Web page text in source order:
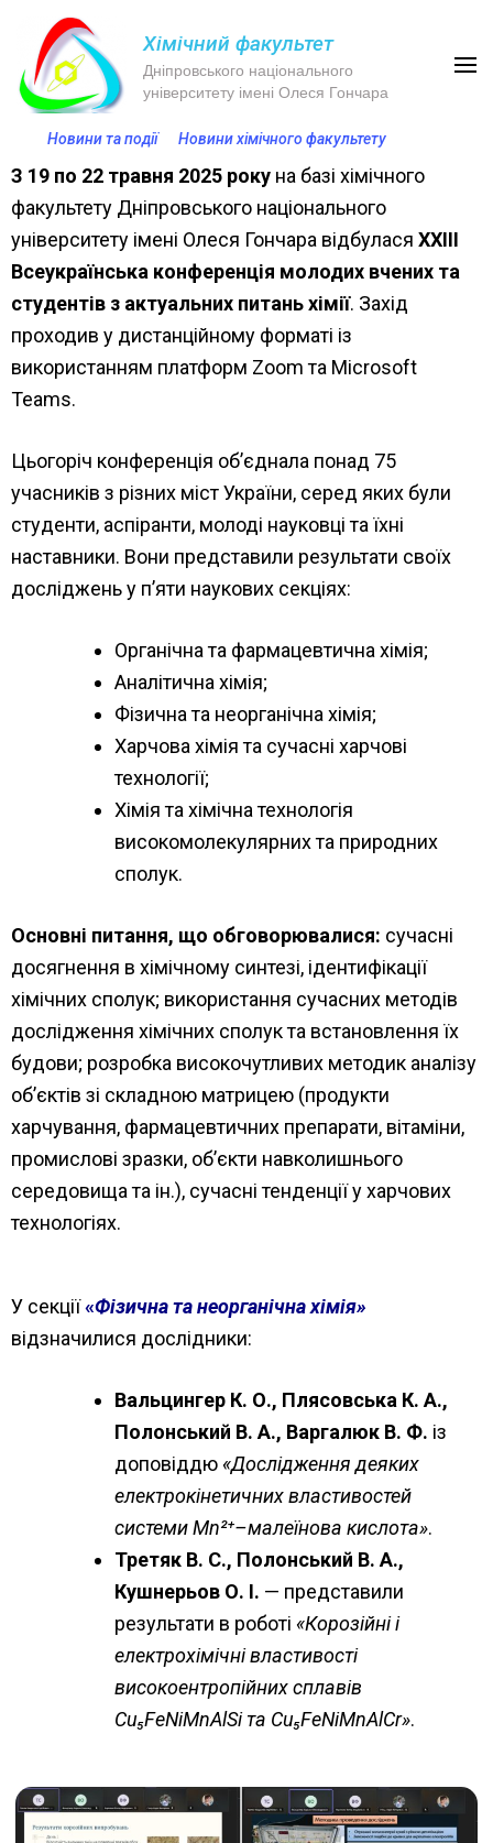
Хімічний факультет
Дніпровського національного
університету імені Олеся Гончара
Новини та події Новини хімічного факультету
З 19 по 22 травня 2025 року на базі хімічного
факультету Дніпровського національного
університету імені Олеся Гончара відбулася XXІІІ
Всеукраїнська конференція молодих вчених та
студентів з актуальних питань хімії. Захід
проходив у дистанційному форматі із
використанням платформ Zoom та Microsoft
Teams.
Цьогоріч конференція об’єднала понад 75
учасників з різних міст України, серед яких були
студенти, аспіранти, молоді науковці та їхні
наставники. Вони представили результати своїх
досліджень у п’яти наукових секціях:
Органічна та фармацевтична хімія;
Аналітична хімія;
Фізична та неорганічна хімія;
Харчова хімія та сучасні харчові
технології;
Хімія та хімічна технологія
високомолекулярних та природних
сполук.
Основні питання, що обговорювалися: сучасні
досягнення в хімічному синтезі, ідентифікації
хімічних сполук; використання сучасних методів
дослідження хімічних сполук та встановлення їх
будови; розробка високочутливих методик аналізу
об’єктів зі складною матрицею (продукти
харчування, фармацевтичних препарати, вітаміни,
промислові зразки, об’єкти навколишнього
середовища та ін.), сучасні тенденції у харчових
технологіях.
У секції«Фізична та неорганічна хімія»
відзначилися дослідники:
Вальцингер К. О., Плясовська К. А.,
Полонський В. А., Варгалюк В. Ф. із
доповіддю «Дослідження деяких
електрокінетичних властивостей
системи Mn²⁺–малеїнова кислота».
Третяк В. С., Полонський В. А.,
Кушнерьов О. І. — представили
результати в роботі «Корозійні і
електрохімічні властивості
високоентропійних сплавів
Cu₅FeNiMnAlSi та Cu₅FeNiMnAlCr».